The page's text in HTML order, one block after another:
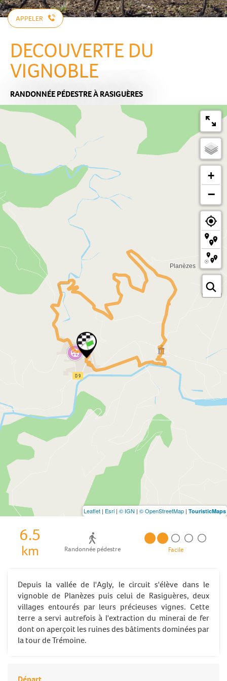
APPELER
DECOUVERTE DU
VIGNOBLE
RANDONNÉE PÉDESTREÀ RASIGUÈRES
6.5
km Randonnée pédestre Facile
Depuis la vallée de l'Agly, le circuit s'élève dans le
vignoble de Planèzes puis celui de Rasiguères, deux
villages entourés par leurs précieuses vignes. Cette
terre a servi autrefois à l'extraction du minerai de fer
dont on aperçoit les ruines des bâtiments dominées par
la tour de Trémoine.
+
−
Leaflet | Esri | © IGN | © OpenStreetMap | TouristicMaps